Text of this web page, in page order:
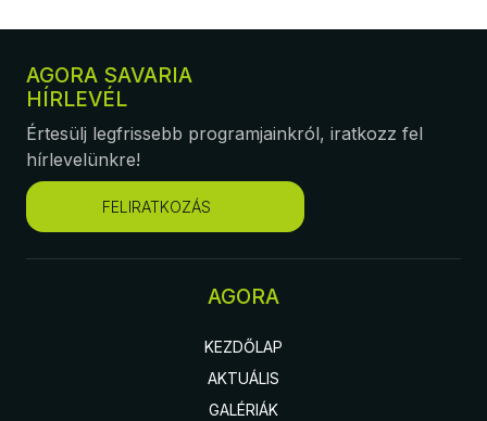
AGORA SAVARIA
HÍRLEVÉL
Értesülj legfrissebb programjainkról, iratkozz fel
hírlevelünkre!
FELIRATKOZÁS
AGORA
KEZDŐLAP
AKTUÁLIS
GALÉRIÁK